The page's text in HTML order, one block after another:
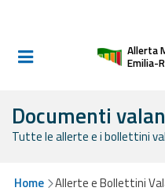
Informati e
Allerte E
Allerta
Emilia-
Documenti
Tutte le allerte e i bollettini
Home Allerte e Bollettini